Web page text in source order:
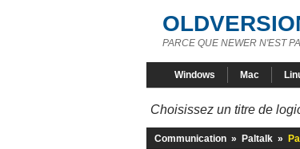
PARCE QUE NEWER N'EST
Windows Mac
Choisissez un titre de
Communication » Paltalk »